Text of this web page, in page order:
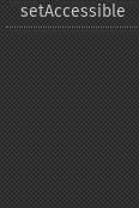
setAccessible